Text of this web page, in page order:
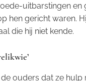
uitbarstingen en
hen gericht waren.
die hij niet kende.
ouders dat ze hulp